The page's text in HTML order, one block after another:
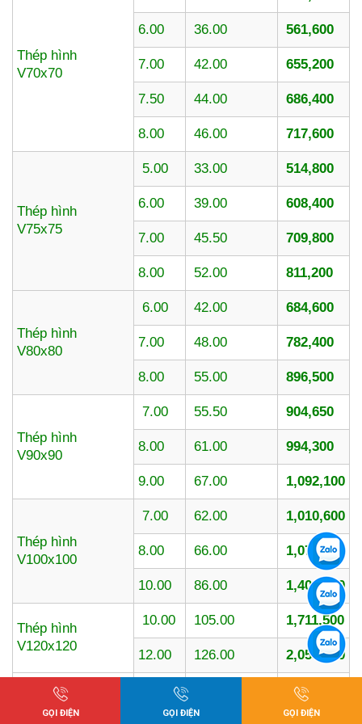
Thép hình
V70x70
6.00 36.00 561,600
7.00 42.00 655,200
7.50 44.00 686,400
8.00 46.00 717,600
Thép hình
V75x75
5.00 33.00 514,800
6.00 39.00 608,400
7.00 45.50 709,800
8.00 52.00 811,200
Thép hình
V80x80
6.00 42.00 684,600
7.00 48.00 782,400
8.00 55.00 896,500
Thép hình
V90x90
7.00 55.50 904,650
8.00 61.00 994,300
9.00 67.00 1,092,100
Thép hình
V100x100
7.00 62.00 1,010,600
8.00 66.00 1,075,800
10.00 86.00 1,401,800
Thép hình
V120x120
10.00 105.00 1,711,500
12.00 126.00 2,053,800
Thép hình
10.00 1,773,440
GỌI ĐIỆN GỌI ĐIỆN GỌI ĐIỆN